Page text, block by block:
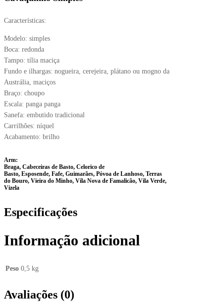
Características:
Modelo: simples
Boca: redonda
Tampo: tília maciça
Fundo e ilhargas: nogueira, cerejeira, plátano ou mogno da
Austrália, maciços
Braço: choupo
Escala: panga panga
Sanefa: embutido tradicional
Carrilhões: níquel
Acabamento: brilho
Arm:
Braga, Cabeceiras de Basto, Celorico de
Basto, Esposende, Fafe, Guimarães, Póvoa de Lanhoso, Terras
do Bouro, Vieira do Minho, Vila Nova de Famalicão, Vila Verde,
Vizela
Especificações
Informação adicional
Peso 0,5 kg
Avaliações (0)